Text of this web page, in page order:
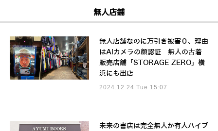
無人店舗
無人店舗なのに万引き被害０、理由
はAIカメラの顔認証 無人の古着
販売店舗「STORAGE ZERO」横
浜にも出店
2024.12.24 Tue 15:07
未来の書店は完全無人か有人ハイブ